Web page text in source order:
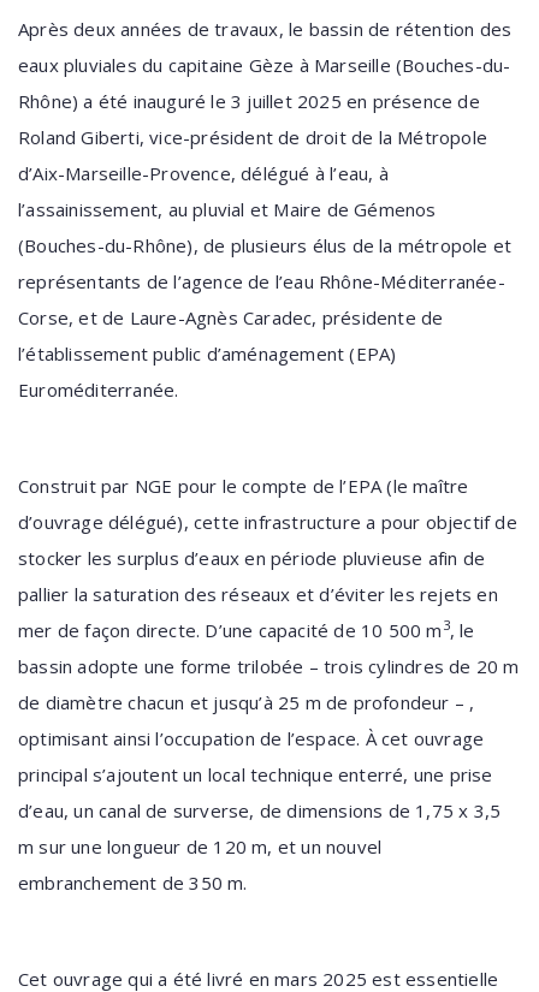
Après deux années de travaux, le bassin de rétention des
eaux pluviales du capitaine Gèze à Marseille (Bouches-du-
Rhône) a été inauguré le 3 juillet 2025 en présence de
Roland Giberti, vice-président de droit de la Métropole
d’Aix-Marseille-Provence, délégué à l’eau, à
l’assainissement, au pluvial et Maire de Gémenos
(Bouches-du-Rhône), de plusieurs élus de la métropole et
représentants de l’agence de l’eau Rhône-Méditerranée-
Corse, et de Laure-Agnès Caradec, présidente de
l’établissement public d’aménagement (EPA)
Euroméditerranée.
Construit par NGE pour le compte de l’EPA (le maître
d’ouvrage délégué), cette infrastructure a pour objectif de
stocker les surplus d’eaux en période pluvieuse afin de
pallier la saturation des réseaux et d’éviter les rejets en
mer de façon directe. D’une capacité de 10 500 m 3, le
bassin adopte une forme trilobée – trois cylindres de 20 m
de diamètre chacun et jusqu’à 25 m de profondeur – ,
optimisant ainsi l’occupation de l’espace. À cet ouvrage
principal s’ajoutent un local technique enterré, une prise
d’eau, un canal de surverse, de dimensions de 1,75 x 3,5
m sur une longueur de 120 m, et un nouvel
embranchement de 350 m.
Cet ouvrage qui a été livré en mars 2025 est essentielle